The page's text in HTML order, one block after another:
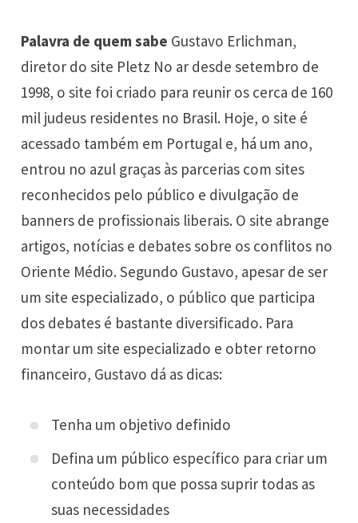
Palavra de quem sabe Gustavo Erlichman,
diretor do site Pletz No ar desde setembro de
1998, o site foi criado para reunir os cerca de 160
mil judeus residentes no Brasil. Hoje, o site é
acessado também em Portugal e, há um ano,
entrou no azul graças às parcerias com sites
reconhecidos pelo público e divulgação de
banners de profissionais liberais. O site abrange
artigos, notícias e debates sobre os conflitos no
Oriente Médio. Segundo Gustavo, apesar de ser
um site especializado, o público que participa
dos debates é bastante diversificado. Para
montar um site especializado e obter retorno
financeiro, Gustavo dá as dicas:
Tenha um objetivo definido
Defina um público específico para criar um
conteúdo bom que possa suprir todas as
suas necessidades